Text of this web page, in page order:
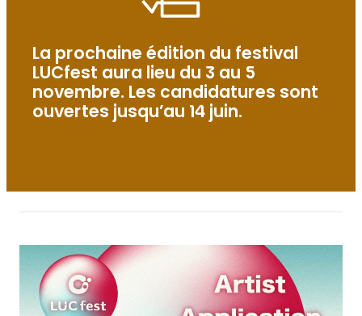
La prochaine édition du festival
LUCfest aura lieu du 3 au 5
novembre. Les candidatures sont
ouvertes jusqu’au 14 juin.